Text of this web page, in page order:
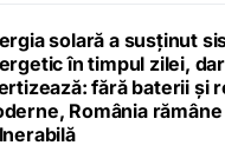
solară a susținut
în timpul zilei,
fără baterii și
România